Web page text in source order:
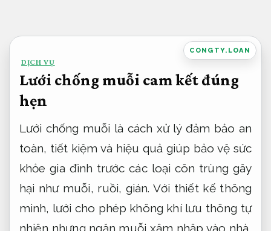
nội
dung
CONGTY.LOAN
DỊCH VỤ
Lưới chống muỗi cam kết đúng
hẹn
Lưới chống muỗi là cách xử lý đảm bảo an
toàn, tiết kiệm và hiệu quả giúp bảo vệ sức
khỏe gia đình trước các loại côn trùng gây
hại như muỗi, ruồi, gián. Với thiết kế thông
minh, lưới cho phép không khí lưu thông tự
nhiên nhưng ngăn muỗi xâm nhập vào nhà,